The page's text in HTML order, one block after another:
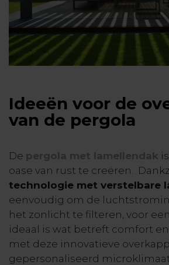
Ideeën voor de
van de pergola
De pergola met lamellendak
oase van rust te creëren.
technologie met verstelbare
eenvoudig om de
het zonlicht te filteren, voor
ideaal is wat betreft comfort
met deze innovatieve
gepersonaliseerd